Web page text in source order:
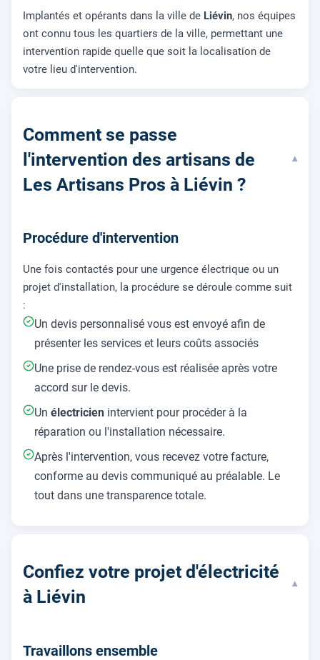
Implantés et opérants dans la ville de Liévin, nos équipes
ont connu tous les quartiers de la ville, permettant une
intervention rapide quelle que soit la localisation de
votre lieu d'intervention.
Comment se passe
l'intervention des artisans de
Les Artisans Pros à Liévin ?
▾
Procédure d'intervention
Une fois contactés pour une urgence électrique ou un
projet d'installation, la procédure se déroule comme suit
:
Un devis personnalisé vous est envoyé afin de
présenter les services et leurs coûts associés
Une prise de rendez-vous est réalisée après votre
accord sur le devis.
Un électricien intervient pour procéder à la
réparation ou l'installation nécessaire.
Après l'intervention, vous recevez votre facture,
conforme au devis communiqué au préalable. Le
tout dans une transparence totale.
Confiez votre projet d'électricité
à Liévin
▾
Travaillons ensemble